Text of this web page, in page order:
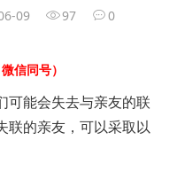
09 97
0
信同号）
可能会失去与亲友的联
联的亲友，可以采取以